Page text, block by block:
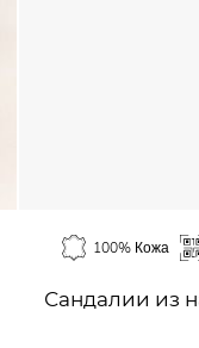
100% Кожа
Сандалии из